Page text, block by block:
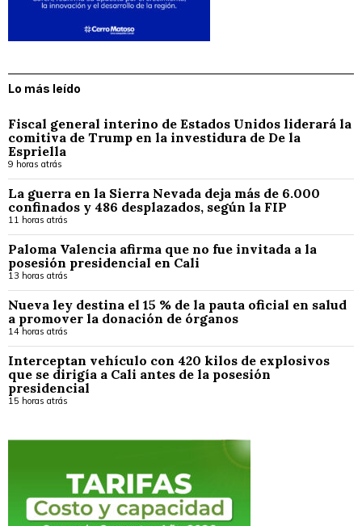
Lo más leído
Fiscal general interino de Estados Unidos liderará la
comitiva de Trump en la investidura de De la
Espriella
9 horas atrás
La guerra en la Sierra Nevada deja más de 6.000
confinados y 486 desplazados, según la FIP
11 horas atrás
Paloma Valencia afirma que no fue invitada a la
posesión presidencial en Cali
13 horas atrás
Nueva ley destina el 15 % de la pauta oficial en salud
a promover la donación de órganos
14 horas atrás
Interceptan vehículo con 420 kilos de explosivos
que se dirigía a Cali antes de la posesión
presidencial
15 horas atrás